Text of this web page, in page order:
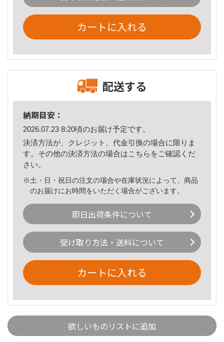
カートに入れる
配送する
納期目安：
2026.07.23 8:20頃のお届け予定です。
決済方法が、クレジット、代金引換の場合に限りま
す。その他の決済方法の場合はこちら をご確認くだ
さい。
※土・日・祝日の注文の場合や在庫状況によって、商品
のお届けにお時間をいただく場合がございます。
即日出荷条件について
受け取り方法・送料について
カートに入れる
欲しいものリストに追加